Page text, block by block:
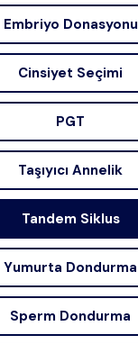
Embriyo Donasyonu
Cinsiyet Seçimi
PGT
Taşıyıcı Annelik
Tandem Siklus
Yumurta Dondurma
Sperm Dondurma